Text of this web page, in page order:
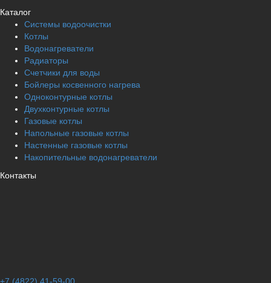
Каталог
Системы водоочистки
Котлы
Водонагреватели
Радиаторы
Cчетчики для воды
Бойлеры косвенного нагрева
Одноконтурные котлы
Двухконтурные котлы
Газовые котлы
Напольные газовые котлы
Настенные газовые котлы
Накопительные водонагреватели
Контакты